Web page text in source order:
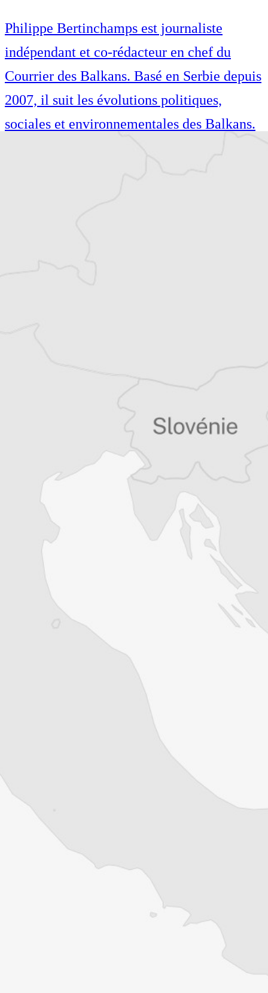
Philippe Bertinchamps est journaliste
indépendant et co-rédacteur en chef du
Courrier des Balkans. Basé en Serbie depuis
2007, il suit les évolutions politiques,
sociales et environnementales des Balkans.